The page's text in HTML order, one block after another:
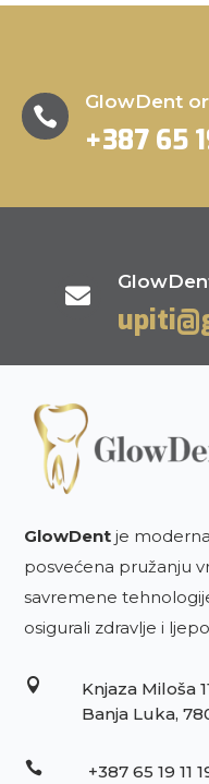

GlowDent
+387 65

GlowDent je
posvećena pružanju
savremene
osigurali zdravlje i

Knjaza Miloša
Banja Luka,
 +387 65 19 11